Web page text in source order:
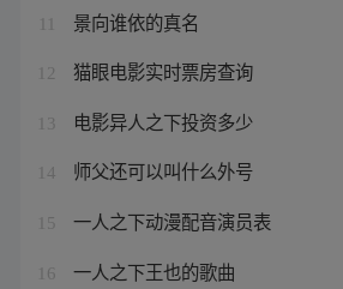
景向谁依的真名
12 猫眼电影实时票房查询
13 电影异人之下投资多少
14 师父还可以叫什么外号
15 一人之下动漫配音演员表
16 一人之下王也的歌曲